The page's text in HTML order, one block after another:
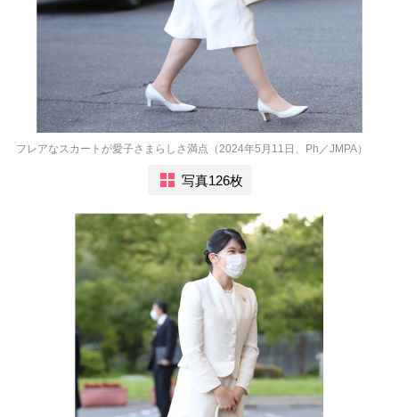
フレアなスカートが愛子さまらしさ満点（2024年5月11日、Ph／JMPA）
写真126枚